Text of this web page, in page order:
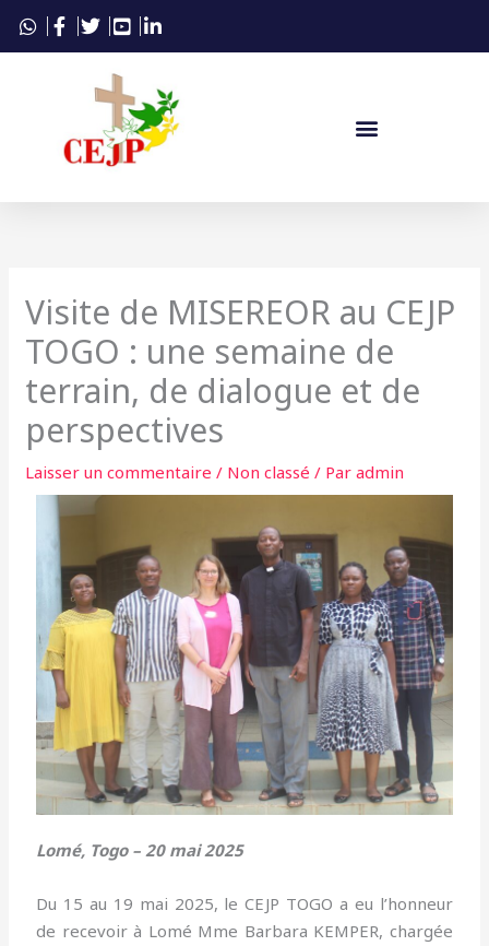
Aller
Visite de MISEREOR au CEJP
TOGO : une semaine de
terrain, de dialogue et de
perspectives
Laisser un commentaire / Non classé / Paradmin
Lomé, Togo – 20 mai 2025
Du 15 au 19 mai 2025, le CEJP TOGO a eu l’honneur
de recevoir à Lomé Mme Barbara KEMPER, chargée